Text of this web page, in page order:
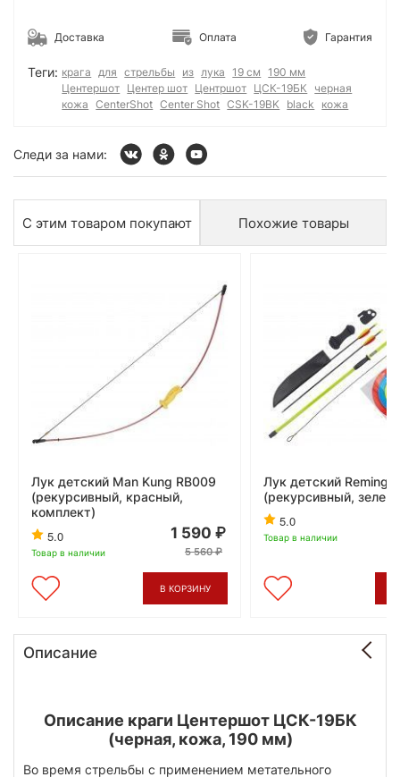
Доставка Оплата Гарантия
Теги: крага для стрельбы из лука 19 см
190 мм
Центершот Центер шот Центршот ЦСК-19БК
черная
кожа
CenterShot Center Shot CSK-19BK black кожа
Следи за нами:
С этим товаром покупают Похожие товары
Лук детский Man Kung RB009
(рекурсивный, красный,
комплект)
5.0
Товар в наличии
1 590
5 560
В КОРЗИНУ
Лук детский
(рекурсивный,
5.0
Товар в наличии
Описание
Описание краги Центершот ЦСК-19БК
(черная, кожа, 190 мм)
Во время стрельбы с применением метательного